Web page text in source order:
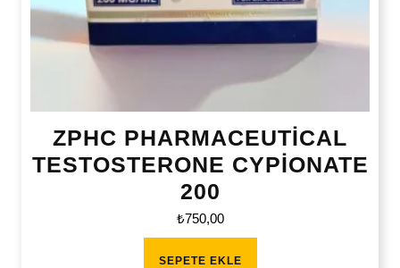
ZPHC PHARMACEUTİCAL
TESTOSTERONE CYPİONATE
200
₺750,00
SEPETE EKLE